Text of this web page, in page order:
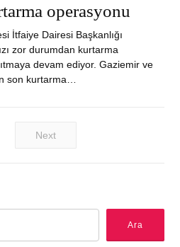
2024
operasyonu
İtfaiye Dairesi Başkanlığı
zor durumdan kurtarma
devam ediyor. Gaziemir ve
son kurtarma…
Next
Ara